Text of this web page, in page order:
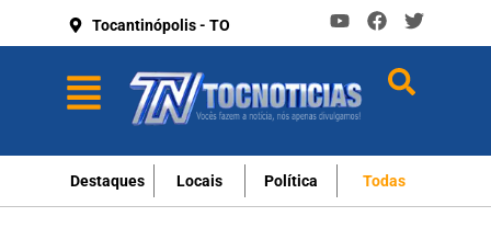
Tocantinópolis - TO
Destaques Locais Política Todas